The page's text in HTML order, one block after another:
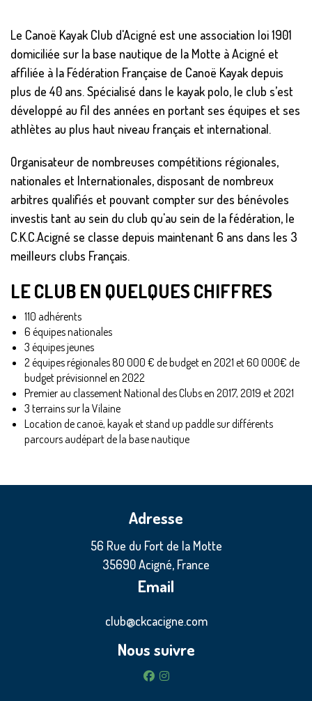
Le Canoë Kayak Club d'Acigné est une association loi 1901
domiciliée sur la base nautique de la Motte à Acigné et
affiliée à la Fédération Française de Canoë Kayak depuis
plus de 40 ans. Spécialisé dans le kayak polo, le club s’est
développé au fil des années en portant ses équipes et ses
athlètes au plus haut niveau français et international.
Organisateur de nombreuses compétitions régionales,
nationales et Internationales, disposant de nombreux
arbitres qualifiés et pouvant compter sur des bénévoles
investis tant au sein du club qu'au sein de la fédération, le
C.K.C.Acigné se classe depuis maintenant 6 ans dans les 3
meilleurs clubs Français.
LE CLUB EN QUELQUES CHIFFRES
110 adhérents
6 équipes nationales
3 équipes jeunes
2 équipes régionales 80 000 € de budget en 2021 et 60 000€ de
budget prévisionnel en 2022
Premier au classement National des Clubs en 2017, 2019 et 2021
3 terrains sur la Vilaine
Location de canoë, kayak et stand up paddle sur différents
parcours audépart de la base nautique
Adresse
56 Rue du Fort de la Motte
35690 Acigné, France
Email
club@ckcacigne.com
Nous suivre
facebook
instagram